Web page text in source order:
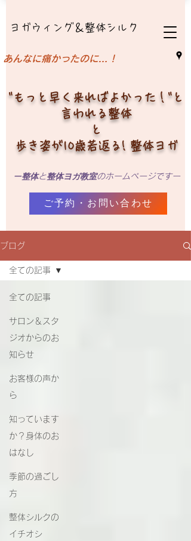
ヨガウィング＆整体シルク
​あんなに痛かったのに…！
ご予約・お問い合わせ
"もっと早く来ればよかった！"と
言われる整体
と
歩き姿が10歳若返る! 整体ヨガ
ー整体と整体ヨガ教室のホームページですー
ブログ
全ての記事
サロン＆スタ
ジオからのお
知らせ
お客様の声か
ら
知っています
か？身体のお
はなし
季節の過ごし
方
整体シルクの
イチオシ
全ての記事